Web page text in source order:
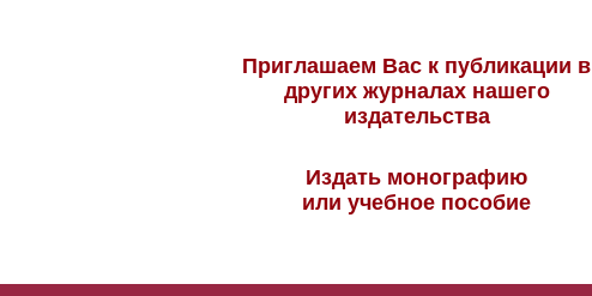
Приглашаем Вас к публикации в
других журналах нашего
издательства
Издать монографию
или учебное пособие